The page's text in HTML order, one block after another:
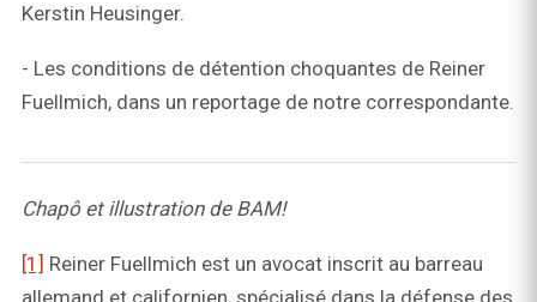
Kerstin Heusinger.
- Les conditions de détention choquantes de Reiner
Fuellmich, dans un reportage de notre correspondante.
Chapô et illustration de BAM!
[1] Reiner Fuellmich est un avocat inscrit au barreau
allemand et californien, spécialisé dans la défense des